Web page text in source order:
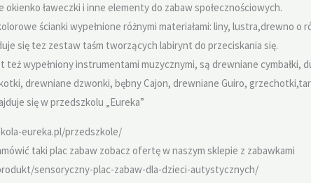
ławeczki i inne elementy do zabaw społecznościowych.
ścianki wypełnione różnymi materiałami: liny, lustra,drewno o
się tez zestaw taśm tworzących labirynt do przeciskania się.
też wypełniony instrumentami muzycznymi, są drewniane cymbałki,
drewniane dzwonki, bębny Cajon, drewniane Guiro,
się w przedszkolu „Eureka”
eureka.pl/przedszkole/
taki plac zabaw zobacz ofertę w naszym sklepie z zabawkami
sensoryczny-plac-zabaw-dla-dzieci-autystycznych/